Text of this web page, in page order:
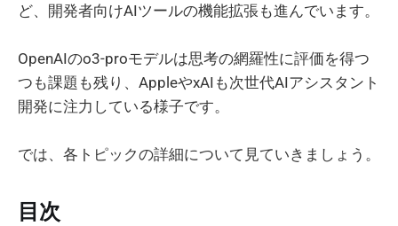
ど、開発者向けAIツールの機能拡張も進んでいます。
OpenAIのo3-proモデルは思考の網羅性に評価を得つ
つも課題も残り、AppleやxAIも次世代AIアシスタント
開発に注力している様子です。
では、各トピックの詳細について見ていきましょう。
目次